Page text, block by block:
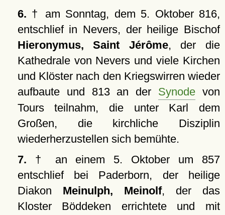
6. † am Sonntag, dem 5. Oktober 816,
entschlief in Nevers, der heilige Bischof
Hieronymus, Saint Jérôme, der die
Kathedrale von Nevers und viele Kirchen
und Klöster nach den Kriegswirren wieder
aufbaute und 813 an der Synode von
Tours teilnahm, die unter Karl dem
Großen, die kirchliche Disziplin
wiederherzustellen sich bemühte.
7. † an einem 5. Oktober um 857
entschlief bei Paderborn, der heilige
Diakon Meinulph, Meinolf, der das
Kloster Böddeken errichtete und mit